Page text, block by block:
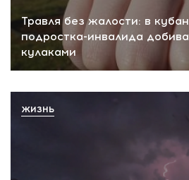
Травля без жалости: в
подростка-инвалида
кулаками
ЖИЗНЬ